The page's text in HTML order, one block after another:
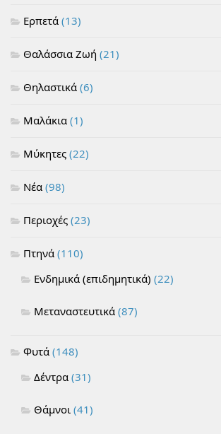
Ερπετά (13)
Θαλάσσια Ζωή (21)
Θηλαστικά (6)
Μαλάκια (1)
Μύκητες (22)
Νέα (98)
Περιοχές (23)
Πτηνά (110)
Ενδημικά (επιδημητικά) (22)
Μεταναστευτικά (87)
Φυτά (148)
Δέντρα (31)
Θάμνοι (41)